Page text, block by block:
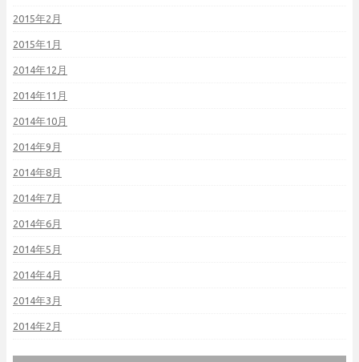
2015年2月
2015年1月
2014年12月
2014年11月
2014年10月
2014年9月
2014年8月
2014年7月
2014年6月
2014年5月
2014年4月
2014年3月
2014年2月